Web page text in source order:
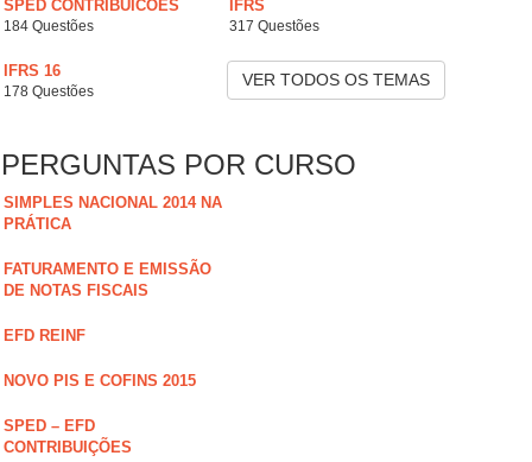
SPED CONTRIBUICOES
184 Questões
IFRS
317 Questões
IFRS 16
178 Questões
VER TODOS OS TEMAS
PERGUNTAS POR CURSO
SIMPLES NACIONAL 2014 NA
PRÁTICA
FATURAMENTO E EMISSÃO
DE NOTAS FISCAIS
EFD REINF
NOVO PIS E COFINS 2015
SPED – EFD
CONTRIBUIÇÕES